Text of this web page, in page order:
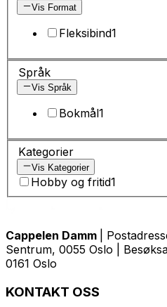
Vis Format
Fleksibind1
Språk
Vis Språk
Bokmål1
Kategorier
Vis Kategorier
Hobby og fritid1
Cappelen Damm
|
Sentrum, 0055 Oslo |
0161 Oslo
KONTAKT OSS